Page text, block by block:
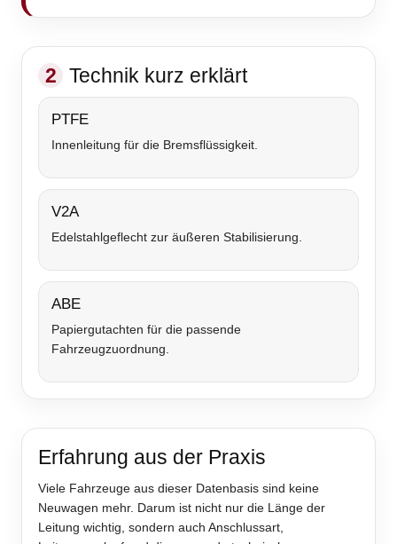
2 Technik kurz erklärt
PTFE
Innenleitung für die Bremsflüssigkeit.
V2A
Edelstahlgeflecht zur äußeren Stabilisierung.
ABE
Papiergutachten für die passende
Fahrzeugzuordnung.
Erfahrung aus der Praxis
Viele Fahrzeuge aus dieser Datenbasis sind keine
Neuwagen mehr. Darum ist nicht nur die Länge der
Leitung wichtig, sondern auch Anschlussart,